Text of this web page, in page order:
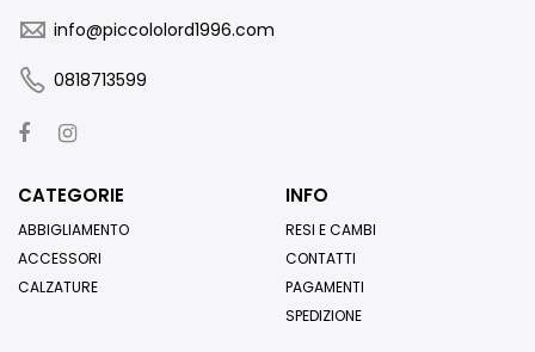
info@piccololord1996.com
0818713599
CATEGORIE
ABBIGLIAMENTO
ACCESSORI
CALZATURE
INFO
RESI E CAMBI
CONTATTI
PAGAMENTI
SPEDIZIONE